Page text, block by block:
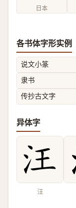
日本
各书体字形实例
说文小篆
隶书
传抄古文字
异体字
汪